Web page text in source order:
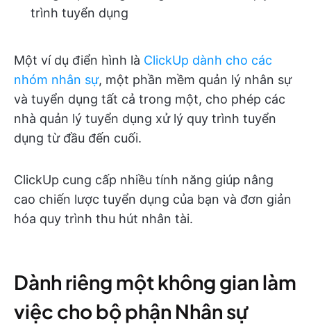
trình tuyển dụng
Một ví dụ điển hình là ClickUp dành cho các
nhóm nhân sự, một phần mềm quản lý nhân sự
và tuyển dụng tất cả trong một, cho phép các
nhà quản lý tuyển dụng xử lý quy trình tuyển
dụng từ đầu đến cuối.
ClickUp cung cấp nhiều tính năng giúp nâng
cao chiến lược tuyển dụng của bạn và đơn giản
hóa quy trình thu hút nhân tài.
Dành riêng một không gian làm
việc cho bộ phận Nhân sự